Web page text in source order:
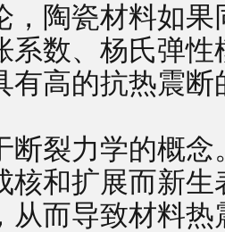
，陶瓷材料如
系数、杨氏弹
有高的抗热震断
断裂力学的概
核和扩展而新
从而导致材料热